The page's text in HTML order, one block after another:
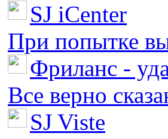
SJ iCenter
При попытке
Фриланс -
Все верно
SJ Viste